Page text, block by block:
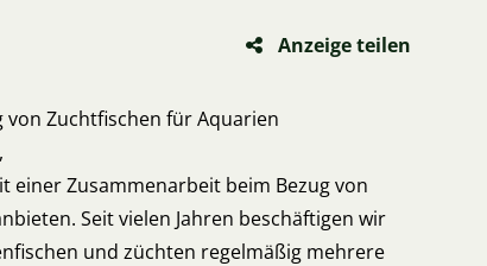
Anzeige teilen
Zuchtfischen für Aquarien
einer Zusammenarbeit beim Bezug von
Seit vielen Jahren beschäftigen wir
und züchten regelmäßig mehrere